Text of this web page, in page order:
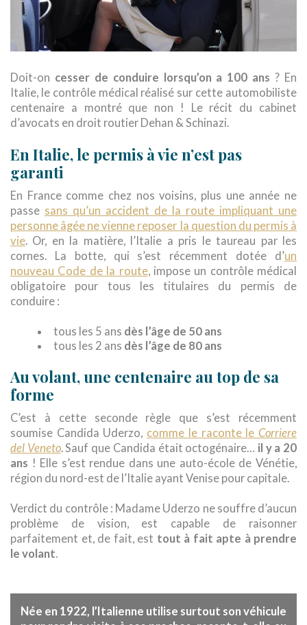
Doit-on cesser de conduire lorsqu’on a 100 ans ? En
Italie, le contrôle médical réalisé sur cette automobiliste
centenaire a montré que non ! Le récit du cabinet
d’avocats en droit routier Dehan & Schinazi.
En Italie, le permis à vie n’est pas
garanti
En France comme chez nos voisins, plus une année ne
passe sans qu’un accident de la route impliquant une
personne âgée ne vienne reposer la question du permis à
vie. Or, en la matière, l’Italie a pris le taureau par les
cornes. La botte, qui s’est récemment dotée d’un
nouveau Code de la route, impose un contrôle médical
obligatoire pour tous les titulaires du permis de
conduire :
tous les 5 ans dès l’âge de 50 ans
tous les 2 ans dès l’âge de 80 ans
Au volant, une centenaire au top de sa
forme
C’est à cette seconde règle que s’est récemment
soumise Candida Uderzo, comme le raconte le Corriere
del Veneto. Sauf que Candida était octogénaire… il y a 20
ans ! Elle s’est rendue dans une auto-école de Vénétie,
région du nord-est de l’Italie ayant Venise pour capitale.
Verdict du contrôle : Madame Uderzo ne souffre d’aucun
problème de vision, est capable de raisonner
parfaitement et, de fait, est tout à fait apte à prendre
le volant.
Née en 1922, l’Italienne utilise surtout son véhicule